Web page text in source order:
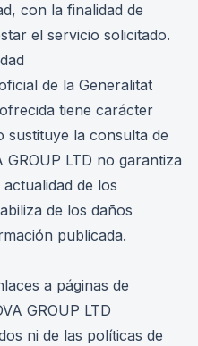
, con la finalidad de
el servicio solicitado.
de la Generalitat
tiene carácter
sustituye la consulta de
LTD no garantiza
de los
de los daños
publicada.
a páginas de
GROUP LTD
ni de las políticas de